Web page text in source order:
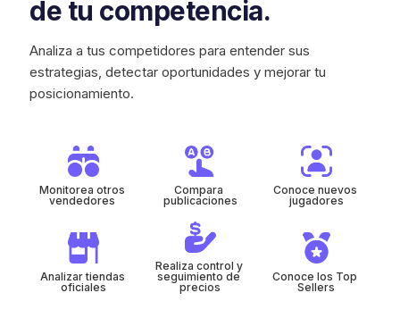
de tu competencia.
Analiza a tus competidores para entender sus
estrategias, detectar oportunidades y mejorar tu
posicionamiento.
Monitorea otros
vendedores
Compara
publicaciones
Conoce nuevos
jugadores
Analizar tiendas
oficiales
Realiza control y
seguimiento de
precios
Conoce los Top
Sellers